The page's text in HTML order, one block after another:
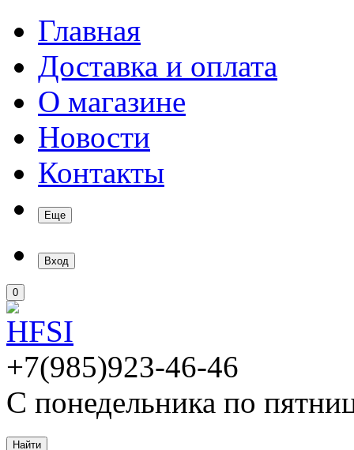
Главная
Доставка и оплата
О магазине
Новости
Контакты
Еще
Вход
0
+7(985)923-46-46
С понедельника по
Найти